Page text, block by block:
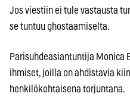
Jos viestiin ei tule vastausta
se tuntuu ghostaamiselta.
Parisuhdeasiantuntija Monica
ihmiset, joilla on ahdistavia
henkilökohtaisena torjuntana.